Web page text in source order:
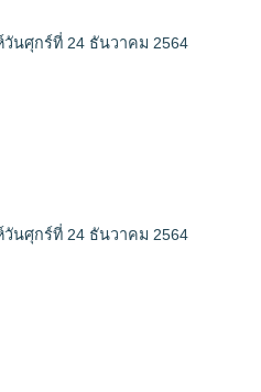
นศุกร์ที่ 24 ธันวาคม 2564
นศุกร์ที่ 24 ธันวาคม 2564